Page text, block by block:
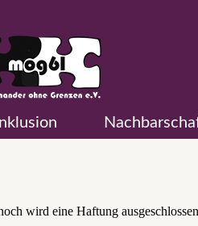
Inklusion
wird eine Haftung